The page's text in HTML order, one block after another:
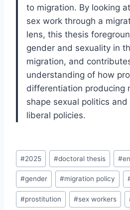
to migration. By looking
sex work through a
lens, this thesis
gender and sexuality in
migration, and
understanding of how
differentiation producing
shape sexual politics
liberal policies.
Post
Tags:
#2025 #doctoral thesis #
#gender #migration policy
#prostitution #sex workers